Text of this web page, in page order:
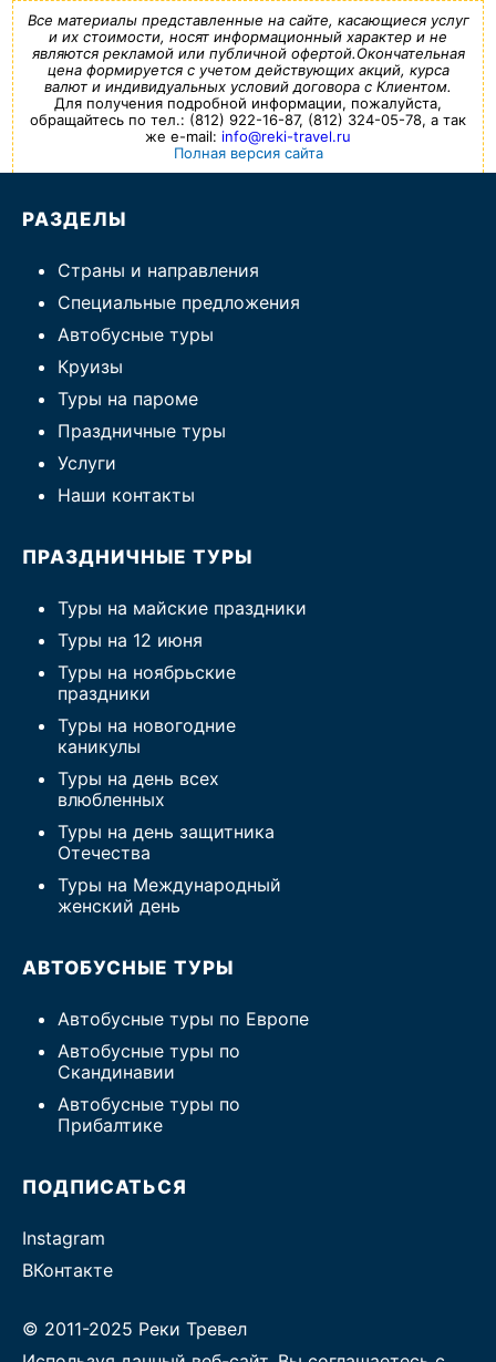
Все материалы представленные на сайте, касающиеся услуг
и их стоимости, носят информационный характер и не
являются рекламой или публичной офертой.Окончательная
цена формируется с учетом действующих акций, курса
валют и индивидуальных условий договора с Клиентом.
Для получения подробной информации, пожалуйста,
обращайтесь по тел.: (812) 922-16-87, (812) 324-05-78, а так
же e-mail: info@reki-travel.ru
Полная версия сайта
РАЗДЕЛЫ
Страны и направления
Специальные предложения
Автобусные туры
Круизы
Туры на пароме
Праздничные туры
Услуги
Наши контакты
ПРАЗДНИЧНЫЕ ТУРЫ
Туры на майские праздники
Туры на 12 июня
Туры на ноябрьские
праздники
Туры на новогодние
каникулы
Туры на день всех
влюбленных
Туры на день защитника
Отечества
Туры на Международный
женский день
АВТОБУСНЫЕ ТУРЫ
Автобусные туры по Европе
Автобусные туры по
Скандинавии
Автобусные туры по
Прибалтике
ПОДПИСАТЬСЯ
Instagram
ВКонтакте
© 2011-2025 Реки Тревел